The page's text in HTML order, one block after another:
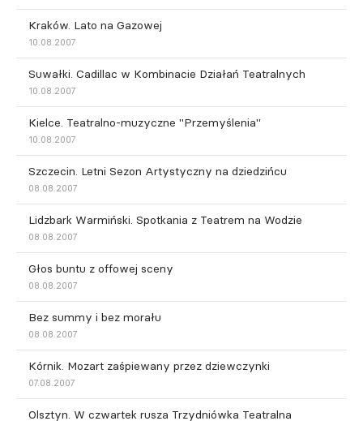
Kraków. Lato na Gazowej
10.08.2007
Suwałki. Cadillac w Kombinacie Działań Teatralnych
10.08.2007
Kielce. Teatralno-muzyczne "Przemyślenia"
10.08.2007
Szczecin. Letni Sezon Artystyczny na dziedzińcu
08.08.2007
Lidzbark Warmiński. Spotkania z Teatrem na Wodzie
08.08.2007
Głos buntu z offowej sceny
08.08.2007
Bez summy i bez morału
08.08.2007
Kórnik. Mozart zaśpiewany przez dziewczynki
07.08.2007
Olsztyn. W czwartek rusza Trzydniówka Teatralna